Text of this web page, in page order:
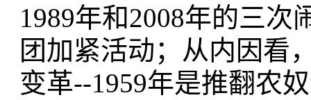
1989年和2008年的三
团加紧活动；从内因看
变革--1959年是推翻农